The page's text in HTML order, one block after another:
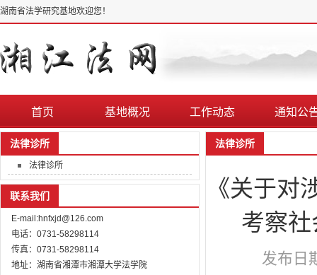
湖南省法学研究基地欢迎您！
首页 基地概况 工作动态 通知公
法律诊所
法律诊所
联系我们
E-mail:hnfxjd@126.com
电话：0731-58298114
传真：0731-58298114
地址：湖南省湘潭市湘潭大学法学院
法律诊所
《关于对
考察
发布日